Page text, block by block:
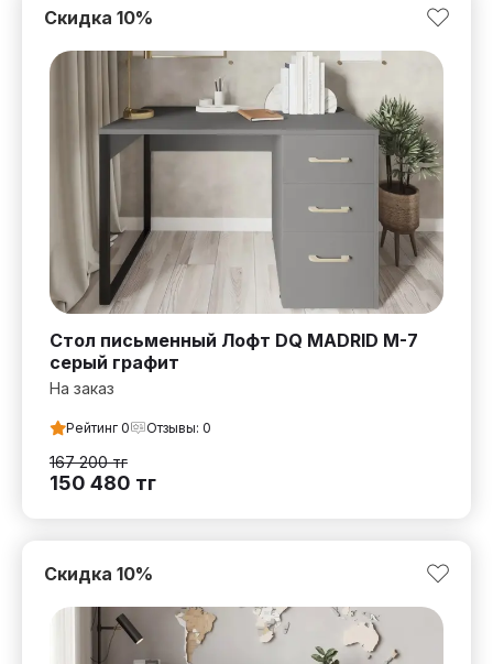
Стол письменный Лофт DQ MADRID М-7
серый графит
Скидка 10%
На заказ
Рейтинг 0 Отзывы: 0
167 200тг
150 480 тг
Скидка 10%